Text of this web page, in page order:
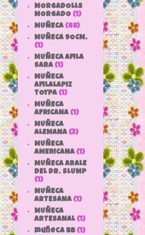
MORGADOLLS
MORGADO (1)
MUÑECA (88)
MUÑECA 9OCM.
(1)
MUÑECA AFILA
SARA (1)
MUÑECA
AFILALAPIZ
TOYPA (1)
MUÑECA
AFRICANA (1)
MUÑECA
ALEMANA (3)
MUÑECA
AMERICANA (1)
MUÑECA ARALE
DEL DR. SLUMP
(1)
MUÑECA
ARTESANA (1)
MUÑECA
ARTESANAL (1)
muñeca bb (1)